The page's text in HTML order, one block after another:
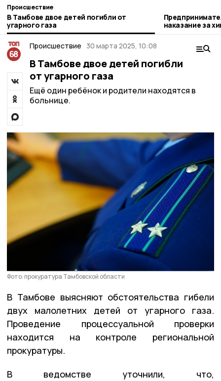
Происшествие
В Тамбове двое детей погибли от
угарного газа
наказание за
для детей-
Происшествие
30 марта 2025, 10:08
В Тамбове двое детей погибли
от угарного газа
Ещё один ребёнок и родители находятся в
больнице.
Фото: прокуратура Тамбовской области
В Тамбове выясняют обстоятельства гибели
двух малолетних детей от угарного газа.
Проведение процессуальной проверки
находится на контроле региональной
прокуратуры.
В ведомстве уточнили, что,